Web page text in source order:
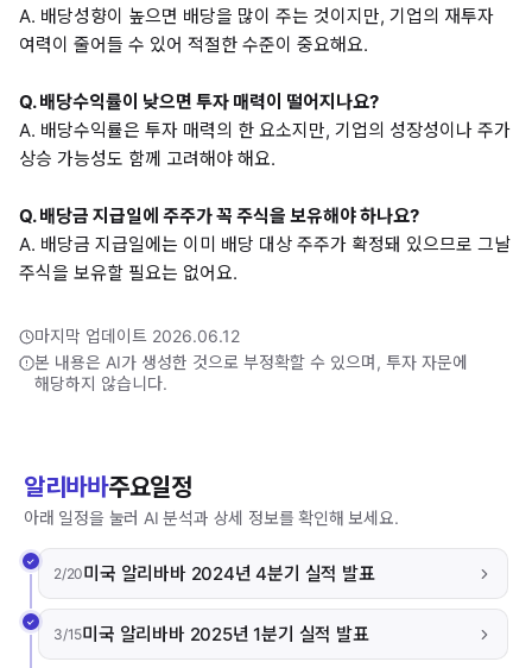
A. 배당성향이 높으면 배당을 많이 주는 것이지만, 기업의 재투자
여력이 줄어들 수 있어 적절한 수준이 중요해요.
Q. 배당수익률이 낮으면 투자 매력이 떨어지나요?
A. 배당수익률은 투자 매력의 한 요소지만, 기업의 성장성이나 주가
상승 가능성도 함께 고려해야 해요.
Q. 배당금 지급일에 주주가 꼭 주식을 보유해야 하나요?
A. 배당금 지급일에는 이미 배당 대상 주주가 확정돼 있으므로 그날
주식을 보유할 필요는 없어요.
마지막 업데이트 2026.06.12
본 내용은 AI가 생성한 것으로 부정확할 수 있으며, 투자 자문에
해당하지 않습니다.
알리바바주요일정
아래 일정을 눌러 AI 분석과 상세 정보를 확인해 보세요.
2/20미국 알리바바 2024년 4분기 실적 발표
3/15미국 알리바바 2025년 1분기 실적 발표